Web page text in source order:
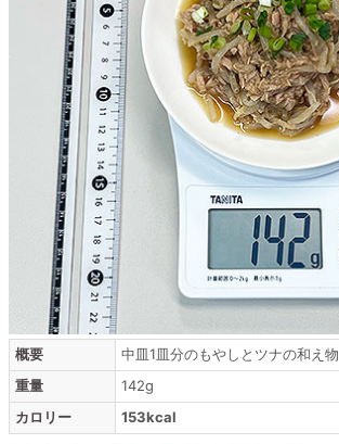
概要
中皿1皿分のもやしとツナの和え物
重量
142g
カロリー
153kcal